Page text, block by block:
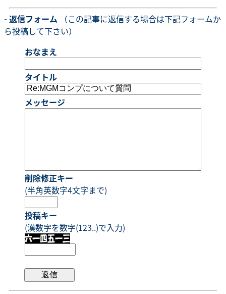
- 返信フォーム （この記事に返信する場合は下記フォームか
ら投稿して下さい）
おなまえ
タイトル
メッセージ
削除修正キー
(半角英数字4文字まで)
投稿キー
(漢数字を数字(123..)で入力)